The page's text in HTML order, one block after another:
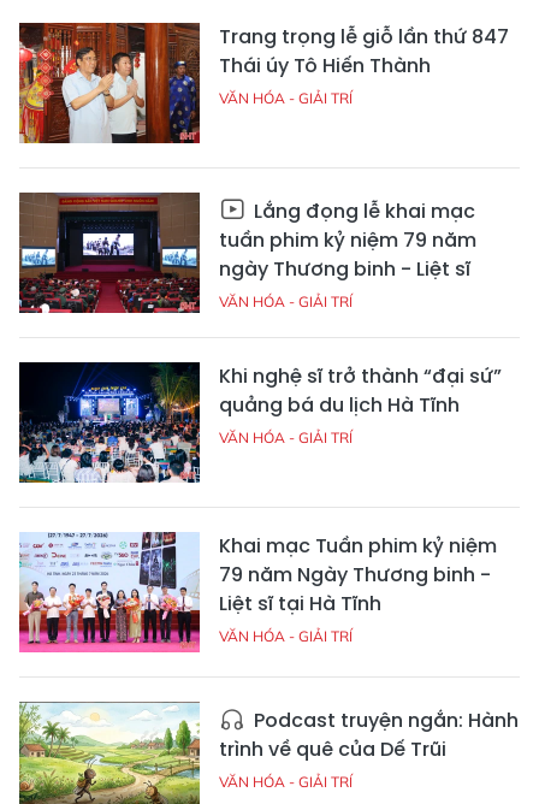
Trang trọng lễ giỗ lần thứ 847
Thái úy Tô Hiến Thành
VĂN HÓA - GIẢI TRÍ
Lắng đọng lễ khai mạc
tuần phim kỷ niệm 79 năm
ngày Thương binh - Liệt sĩ
VĂN HÓA - GIẢI TRÍ
Khi nghệ sĩ trở thành “đại sứ”
quảng bá du lịch Hà Tĩnh
VĂN HÓA - GIẢI TRÍ
Khai mạc Tuần phim kỷ niệm
79 năm Ngày Thương binh -
Liệt sĩ tại Hà Tĩnh
VĂN HÓA - GIẢI TRÍ
Podcast truyện ngắn: Hành
trình về quê của Dế Trũi
VĂN HÓA - GIẢI TRÍ